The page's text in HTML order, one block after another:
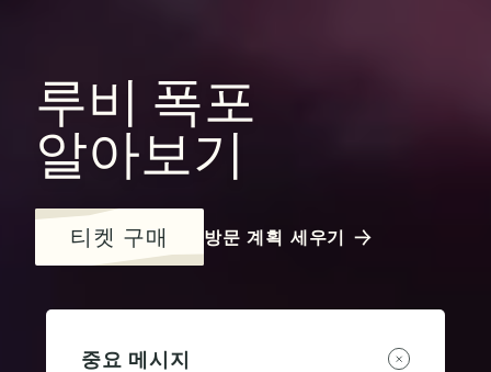
루비 폭포
알아보기
티켓 구매 방문 계획 세우기
중요 메시지